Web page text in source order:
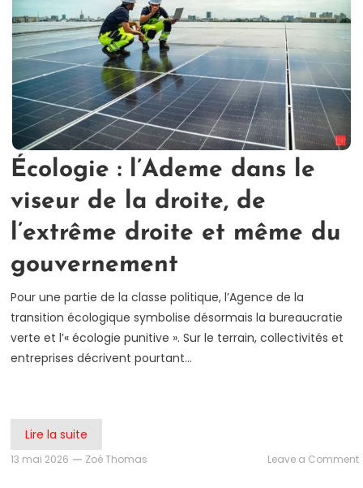
Écologie : l’Ademe dans le
viseur de la droite, de
l’extrême droite et même du
gouvernement
Pour une partie de la classe politique, l’Agence de la
transition écologique symbolise désormais la bureaucratie
verte et l’« écologie punitive ». Sur le terrain, collectivités et
entreprises décrivent pourtant…
Lire la suite
13 mai 2026 Zoé Thomas Leave a Comment